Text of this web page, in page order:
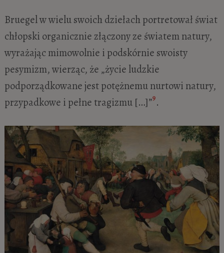
Bruegel w wielu swoich dziełach portretował świat
chłopski organicznie złączony ze światem natury,
wyrażając mimowolnie i podskórnie swoisty
pesymizm, wierząc, że „życie ludzkie
podporządkowane jest potężnemu nurtowi natury,
przypadkowe i pełne tragizmu […]”9.